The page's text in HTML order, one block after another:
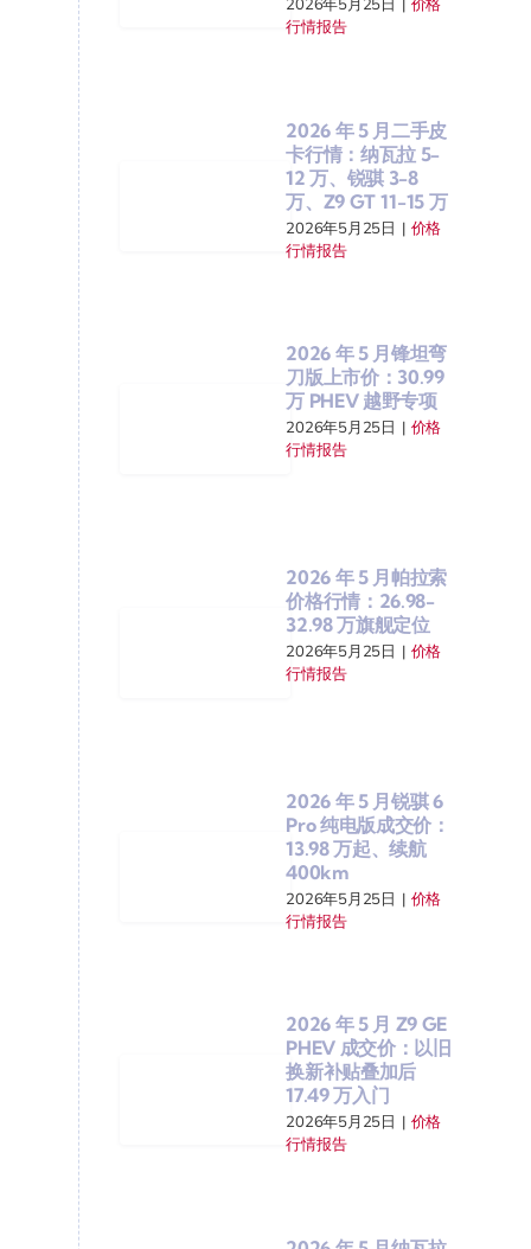
行情报告
2026 年 5 月二手皮
卡行情：纳瓦拉 5-
12 万、锐骐 3-8
万、Z9 GT 11-15 万
2026年5月25日 | 价格
行情报告
2026 年 5 月锋坦弯
刀版上市价：30.99
万 PHEV 越野专项
2026年5月25日 | 价格
行情报告
2026 年 5 月帕拉索
价格行情：26.98-
32.98 万旗舰定位
2026年5月25日 | 价格
行情报告
2026 年 5 月锐骐 6
Pro 纯电版成交价：
13.98 万起、续航
400km
2026年5月25日 | 价格
行情报告
2026 年 5 月 Z9 GE
PHEV 成交价：以旧
换新补贴叠加后
17.49 万入门
2026年5月25日 | 价格
行情报告